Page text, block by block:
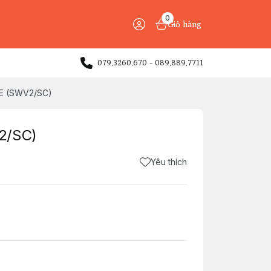
0
Giỏ hàng
079.3260.670 - 089.889.7711
(SWV2/SC)
SC)
Yêu thích